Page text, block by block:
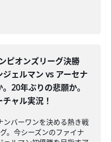
ピオンズリーグ決勝
ェルマン vs アーセナ
20年ぶりの悲願か。
ャル実況！
ンバーワンを決める熱き戦
。今シーズンのファイナ